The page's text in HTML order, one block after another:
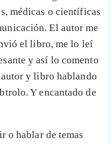
médicas o científicas
El autor me
el libro, me lo leí
y así lo comento
y libro hablando
Y encantado de
o hablar de temas